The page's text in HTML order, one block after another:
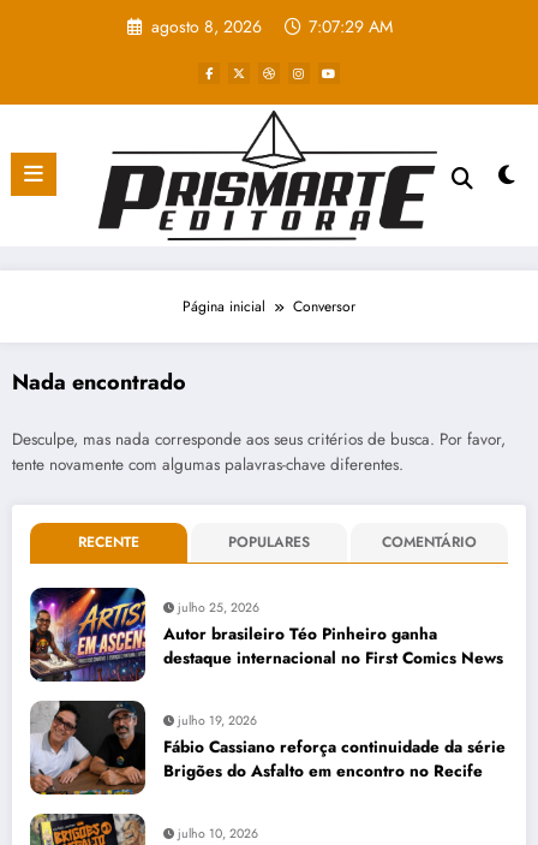
agosto 8, 2026 7:07:29 AM
Página inicial Conversor
Nada encontrado
Desculpe, mas nada corresponde aos seus critérios de busca. Por favor,
tente novamente com algumas palavras-chave diferentes.
RECENTE POPULARES COMENTÁRIO
julho 25, 2026
Autor brasileiro Téo Pinheiro ganha
destaque internacional no First Comics News
julho 19, 2026
Fábio Cassiano reforça continuidade da série
Brigões do Asfalto em encontro no Recife
julho 10, 2026